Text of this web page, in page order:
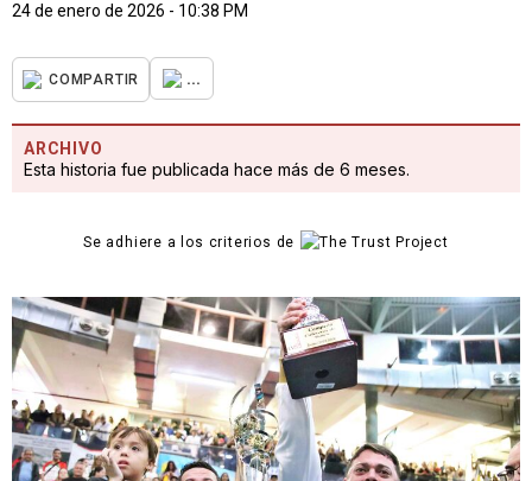
24 de enero de 2026 - 10:38 PM
COMPARTIR ...
ARCHIVO
Esta historia fue publicada hace más de 6 meses.
Se adhiere a los criterios de